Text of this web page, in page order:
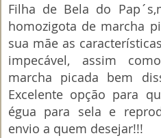
Filha de Bela do
homozigota de marcha
sua mãe as
impecável, assim
marcha picada bem
Excelente opção para
égua para sela e
envio a quem desejar!!!